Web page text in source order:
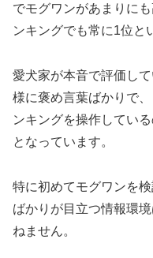
でモグワンがあまりに
ンキングでも常に1位と
愛犬家が本音で評価し
様に褒め言葉ばかりで
ンキングを操作してい
となっています。
特に初めてモグワンを
ばかりが目立つ情報環
ねません。